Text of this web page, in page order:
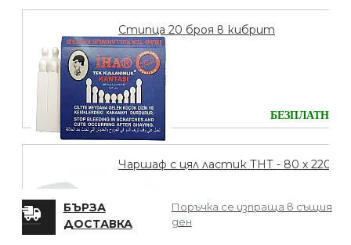
Стипца 20 броя в кибрит
БЕЗПЛАТНО
Чаршаф с цял ластик ТНТ - 80 х 220
БЪРЗА
ДОСТАВКА
Поръчка се изпраща в същия
ден